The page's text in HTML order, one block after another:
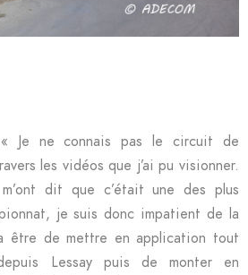
Je ne connais pas le circuit de
les vidéos que j’ai pu visionner.
dit que c’était une des plus
je suis donc impatient de la
être de mettre en application tout
Lessay puis de monter en